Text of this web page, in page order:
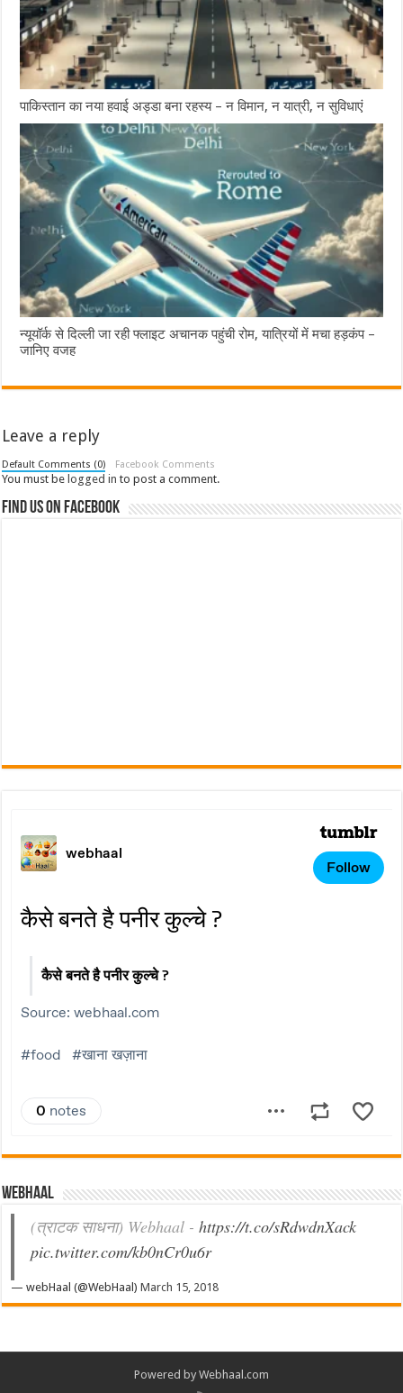
पाकिस्तान का नया हवाई अड्डा बना रहस्य – न विमान, न यात्री, न सुविधाएं
न्यूयॉर्क से दिल्ली जा रही फ्लाइट अचानक पहुंची रोम, यात्रियों में मचा हड़कंप –
जानिए वजह
Leave a reply
Default Comments (0) Facebook Comments
You must be logged in to post a comment.
Find us on Facebook
Webhaal
(त्राटक साधना) Webhaal -https://t.co/sRdwdnXack
pic.twitter.com/kb0nCr0u6r
— webHaal (@WebHaal)March 15, 2018
Powered by Webhaal.com